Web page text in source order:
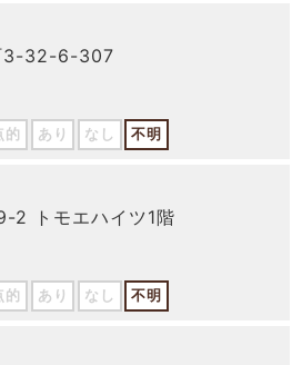
3-32-6-307
的 あり なし 不明
2 トモエハイツ1階
的 あり なし 不明